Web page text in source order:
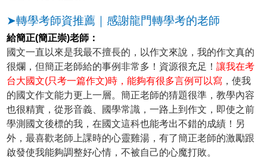
➤轉學考師資推薦｜感謝龍門轉學考的老師
給簡正(簡正崇)老師：
國文一直以來是我最不擅長的，以作文來說，我的作文真的
很爛，但簡正老師給的事例非常多！資源很充足！讓我在考
台大國文(只考一篇作文)時，能夠有很多言例可以寫 ，使我
的國文作文能力更上一層。簡正老師的猜題很準，教學內容
也很精實，從形音義、國學常識，一路上到作文，即使之前
學測國文後標的我，在國文這科也能考出不錯的成績！另
外，最喜歡老師上課時的心靈雞湯，有了簡正老師的激勵跟
啟發使我能夠調整好心情，不被自己的心魔打敗。